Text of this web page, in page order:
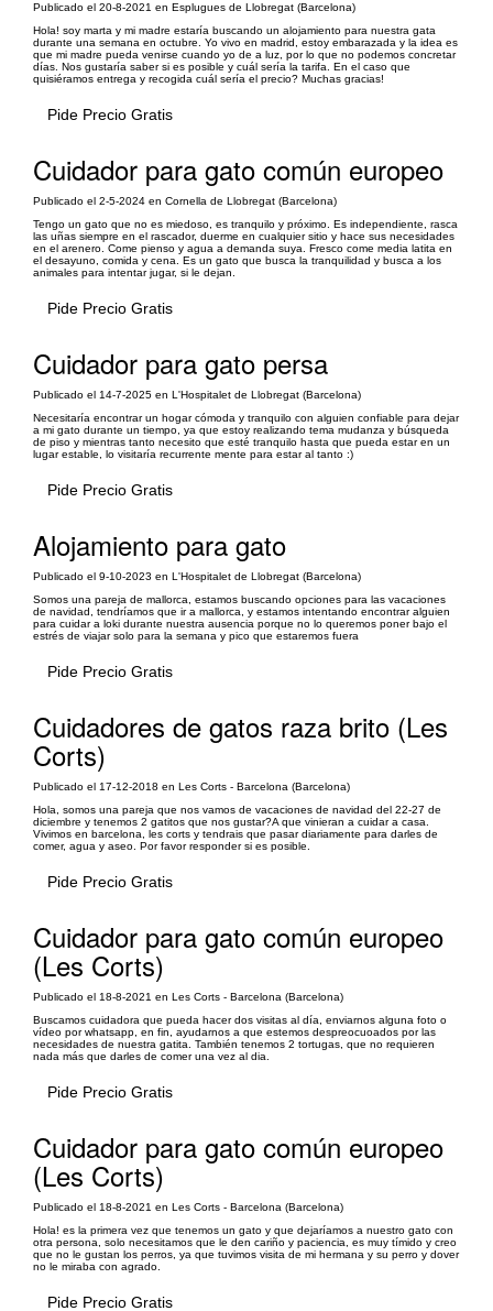
Publicado el 20-8-2021 en Esplugues de Llobregat (Barcelona)
Hola! soy marta y mi madre estaría buscando un alojamiento para nuestra gata
durante una semana en octubre. Yo vivo en madrid, estoy embarazada y la idea es
que mi madre pueda venirse cuando yo de a luz, por lo que no podemos concretar
días. Nos gustaría saber si es posible y cuál sería la tarifa. En el caso que
quisiéramos entrega y recogida cuál sería el precio? Muchas gracias!
Pide Precio Gratis
Cuidador para gato común europeo
Publicado el 2-5-2024 en Cornella de Llobregat (Barcelona)
Tengo un gato que no es miedoso, es tranquilo y próximo. Es independiente, rasca
las uñas siempre en el rascador, duerme en cualquier sitio y hace sus necesidades
en el arenero. Come pienso y agua a demanda suya. Fresco come media latita en
el desayuno, comida y cena. Es un gato que busca la tranquilidad y busca a los
animales para intentar jugar, si le dejan.
Pide Precio Gratis
Cuidador para gato persa
Publicado el 14-7-2025 en L'Hospitalet de Llobregat (Barcelona)
Necesitaría encontrar un hogar cómoda y tranquilo con alguien confiable para dejar
a mi gato durante un tiempo, ya que estoy realizando tema mudanza y búsqueda
de piso y mientras tanto necesito que esté tranquilo hasta que pueda estar en un
lugar estable, lo visitaría recurrente mente para estar al tanto :)
Pide Precio Gratis
Alojamiento para gato
Publicado el 9-10-2023 en L'Hospitalet de Llobregat (Barcelona)
Somos una pareja de mallorca, estamos buscando opciones para las vacaciones
de navidad, tendríamos que ir a mallorca, y estamos intentando encontrar alguien
para cuidar a loki durante nuestra ausencia porque no lo queremos poner bajo el
estrés de viajar solo para la semana y pico que estaremos fuera
Pide Precio Gratis
Cuidadores de gatos raza brito (Les
Corts)
Publicado el 17-12-2018 en Les Corts - Barcelona (Barcelona)
Hola, somos una pareja que nos vamos de vacaciones de navidad del 22-27 de
diciembre y tenemos 2 gatitos que nos gustar?A que vinieran a cuidar a casa.
Vivimos en barcelona, les corts y tendrais que pasar diariamente para darles de
comer, agua y aseo. Por favor responder si es posible.
Pide Precio Gratis
Cuidador para gato común europeo
(Les Corts)
Publicado el 18-8-2021 en Les Corts - Barcelona (Barcelona)
Buscamos cuidadora que pueda hacer dos visitas al día, enviarnos alguna foto o
vídeo por whatsapp, en fin, ayudarnos a que estemos despreocuoados por las
necesidades de nuestra gatita. También tenemos 2 tortugas, que no requieren
nada más que darles de comer una vez al dia.
Pide Precio Gratis
Cuidador para gato común europeo
(Les Corts)
Publicado el 18-8-2021 en Les Corts - Barcelona (Barcelona)
Hola! es la primera vez que tenemos un gato y que dejaríamos a nuestro gato con
otra persona, solo necesitamos que le den cariño y paciencia, es muy tímido y creo
que no le gustan los perros, ya que tuvimos visita de mi hermana y su perro y dover
no le miraba con agrado.
Pide Precio Gratis